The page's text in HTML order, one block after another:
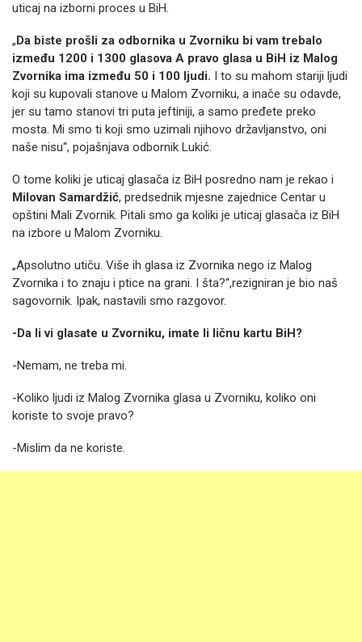
uticaj na izborni proces u BiH.
„Da biste prošli za odbornika u Zvorniku bi vam trebalo
između 1200 i 1300 glasova A pravo glasa u BiH iz Malog
Zvornika ima između 50 i 100 ljudi. I to su mahom stariji ljudi
koji su kupovali stanove u Malom Zvorniku, a inače su odavde,
jer su tamo stanovi tri puta jeftiniji, a samo pređete preko
mosta. Mi smo ti koji smo uzimali njihovo državljanstvo, oni
naše nisu“, pojašnjava odbornik Lukić.
O tome koliki je uticaj glasača iz BiH posredno nam je rekao i
Milovan Samardžić, predsednik mjesne zajednice Centar u
opštini Mali Zvornik. Pitali smo ga koliki je uticaj glasača iz BiH
na izbore u Malom Zvorniku.
„Apsolutno utiču. Više ih glasa iz Zvornika nego iz Malog
Zvornika i to znaju i ptice na grani. I šta?“,rezigniran je bio naš
sagovornik. Ipak, nastavili smo razgovor.
-Da li vi glasate u Zvorniku, imate li ličnu kartu BiH?
-Nemam, ne treba mi.
-Koliko ljudi iz Malog Zvornika glasa u Zvorniku, koliko oni
koriste to svoje pravo?
-Mislim da ne koriste.